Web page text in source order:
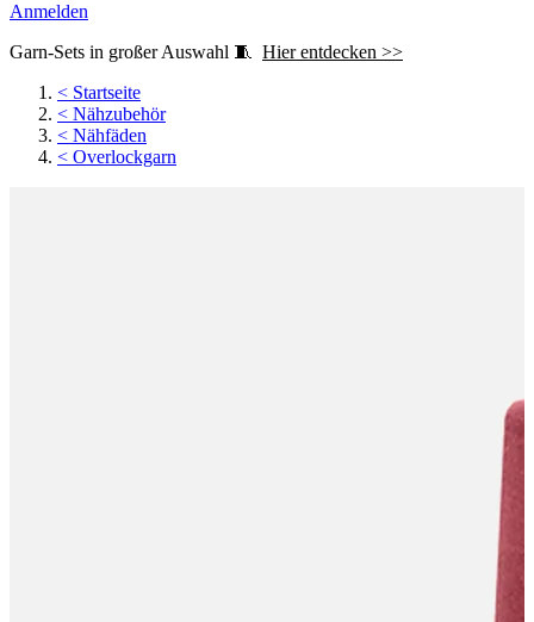
Anmelden
Garn-Sets in großer Auswahl 🧵 Hier entdecken >>
< Startseite
< Nähzubehör
< Nähfäden
< Overlockgarn